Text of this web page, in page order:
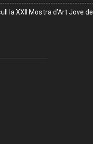
la XXII Mostra d’Art Jove de